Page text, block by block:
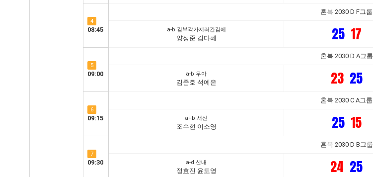
4
08:45
혼복 2030 D F그룹
a-b 김부각가지러간김에
양성준 김다혜 25 17
5
09:00
혼복 2030 D A그룹
a-b 우아
김준호 석예은 23 25
6
09:15
혼복 2030 C A그룹
a+b 서신
조수현 이소영 25 15
7
09:30
혼복 2030 D B그룹
a-d 산내
정효진 윤도영 24 25